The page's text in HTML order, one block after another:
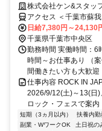
フィシャルSTAFF大募集
株式会社ケン&スタッ
アクセス ＜千葉市蘇
千葉寺駅からアクセス
日給7,380円～24,130
千葉県千葉市中央区
勤務時間 実働時間：6
時間～お仕事あり （
間働きたい方も大歓
仕事内容 ROCK IN
2026/9/12(土)～13(日
ロック・フェスで案内
短期（3ヵ月以内） 扶養内勤
副業・WワークOK
土日祝の